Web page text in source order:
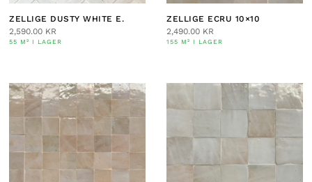
ZELLIGE DUSTY WHITE E.
2,590.00 KR
55 M² I LAGER
ZELLIGE ECRU 10×10
2,490.00 KR
155 M² I LAGER